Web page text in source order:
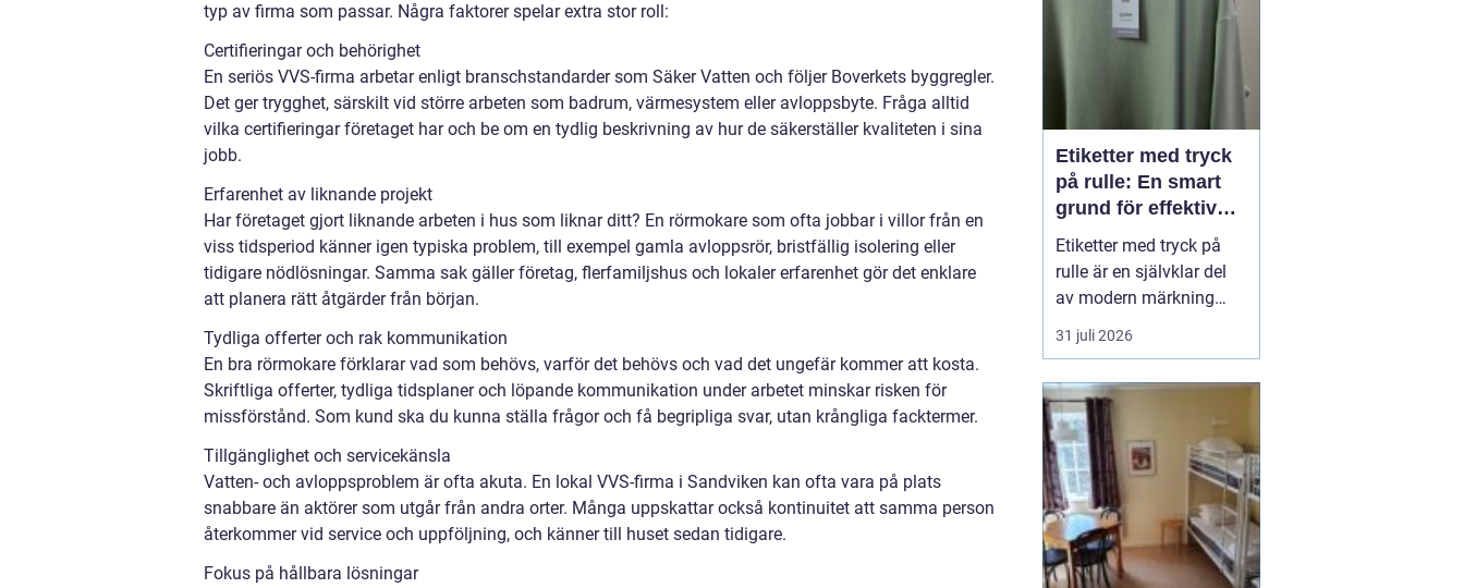
typ av firma som passar. Några faktorer spelar extra stor roll:
Certifieringar och behörighet
En seriös VVS-firma arbetar enligt branschstandarder som Säker Vatten och följer Boverkets byggregler.
Det ger trygghet, särskilt vid större arbeten som badrum, värmesystem eller avloppsbyte. Fråga alltid
vilka certifieringar företaget har och be om en tydlig beskrivning av hur de säkerställer kvaliteten i sina
jobb.
Erfarenhet av liknande projekt
Har företaget gjort liknande arbeten i hus som liknar ditt? En rörmokare som ofta jobbar i villor från en
viss tidsperiod känner igen typiska problem, till exempel gamla avloppsrör, bristfällig isolering eller
tidigare nödlösningar. Samma sak gäller företag, flerfamiljshus och lokaler erfarenhet gör det enklare
att planera rätt åtgärder från början.
Tydliga offerter och rak kommunikation
En bra rörmokare förklarar vad som behövs, varför det behövs och vad det ungefär kommer att kosta.
Skriftliga offerter, tydliga tidsplaner och löpande kommunikation under arbetet minskar risken för
missförstånd. Som kund ska du kunna ställa frågor och få begripliga svar, utan krångliga facktermer.
Tillgänglighet och servicekänsla
Vatten- och avloppsproblem är ofta akuta. En lokal VVS-firma i Sandviken kan ofta vara på plats
snabbare än aktörer som utgår från andra orter. Många uppskattar också kontinuitet att samma person
återkommer vid service och uppföljning, och känner till huset sedan tidigare.
Fokus på hållbara lösningar
Etiketter med tryck
på rulle: En smart
grund för effektiv
märkning
Etiketter med tryck på
rulle är en självklar del
av modern märkning
inom industri, handel
och logistik. Oavsett om
handel eller tekniska
produkter krävs
lösningar som är
effektiva, drif...
31 juli 2026